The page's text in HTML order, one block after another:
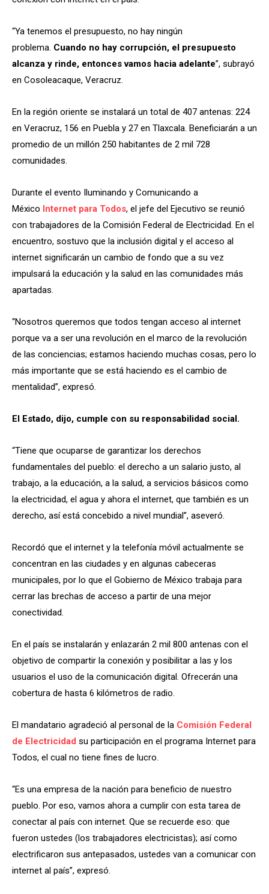
“Ya tenemos el presupuesto, no hay ningún
problema. Cuando no hay corrupción, el presupuesto
alcanza y rinde, entonces vamos hacia adelante”, subrayó
en Cosoleacaque, Veracruz.
En la región oriente se instalará un total de 407 antenas: 224
en Veracruz, 156 en Puebla y 27 en Tlaxcala. Beneficiarán a un
promedio de un millón 250 habitantes de 2 mil 728
comunidades.
Durante el evento Iluminando y Comunicando a
México Internet para Todos, el jefe del Ejecutivo se reunió
con trabajadores de la Comisión Federal de Electricidad. En el
encuentro, sostuvo que la inclusión digital y el acceso al
internet significarán un cambio de fondo que a su vez
impulsará la educación y la salud en las comunidades más
apartadas.
“Nosotros queremos que todos tengan acceso al internet
porque va a ser una revolución en el marco de la revolución
de las conciencias; estamos haciendo muchas cosas, pero lo
más importante que se está haciendo es el cambio de
mentalidad”, expresó.
El Estado, dijo, cumple con su responsabilidad social.
“Tiene que ocuparse de garantizar los derechos
fundamentales del pueblo: el derecho a un salario justo, al
trabajo, a la educación, a la salud, a servicios básicos como
la electricidad, el agua y ahora el internet, que también es un
derecho, así está concebido a nivel mundial”, aseveró.
Recordó que el internet y la telefonía móvil actualmente se
concentran en las ciudades y en algunas cabeceras
municipales, por lo que el Gobierno de México trabaja para
cerrar las brechas de acceso a partir de una mejor
conectividad.
En el país se instalarán y enlazarán 2 mil 800 antenas con el
objetivo de compartir la conexión y posibilitar a las y los
usuarios el uso de la comunicación digital. Ofrecerán una
cobertura de hasta 6 kilómetros de radio.
El mandatario agradeció al personal de la Comisión Federal
de Electricidad su participación en el programa Internet para
Todos, el cual no tiene fines de lucro.
“Es una empresa de la nación para beneficio de nuestro
pueblo. Por eso, vamos ahora a cumplir con esta tarea de
conectar al país con internet. Que se recuerde eso: que
fueron ustedes (los trabajadores electricistas); así como
electrificaron sus antepasados, ustedes van a comunicar con
internet al país”, expresó.